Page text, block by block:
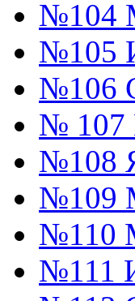
№104
№105
№106
№ 107
№108
№109
№110
№111